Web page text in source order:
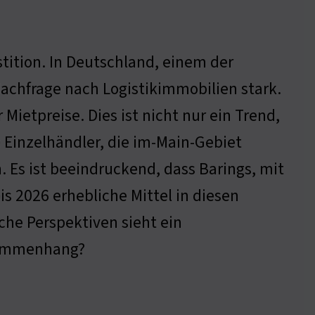
In Deutschland, einem der
nach Logistikimmobilien stark.
Dies ist nicht nur ein Trend,
die im-Main-Gebiet
Es ist beeindruckend, dass Barings, mit
2026 erhebliche Mittel in diesen
Perspektiven sieht ein